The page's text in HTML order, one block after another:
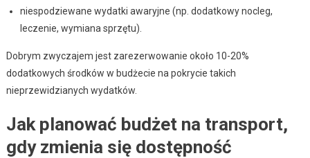
niespodziewane wydatki awaryjne (np. dodatkowy nocleg,
leczenie, wymiana sprzętu).
Dobrym zwyczajem jest zarezerwowanie około 10-20%
dodatkowych środków w budżecie na pokrycie takich
nieprzewidzianych wydatków.
Jak planować budżet na transport,
gdy zmienia się dostępność